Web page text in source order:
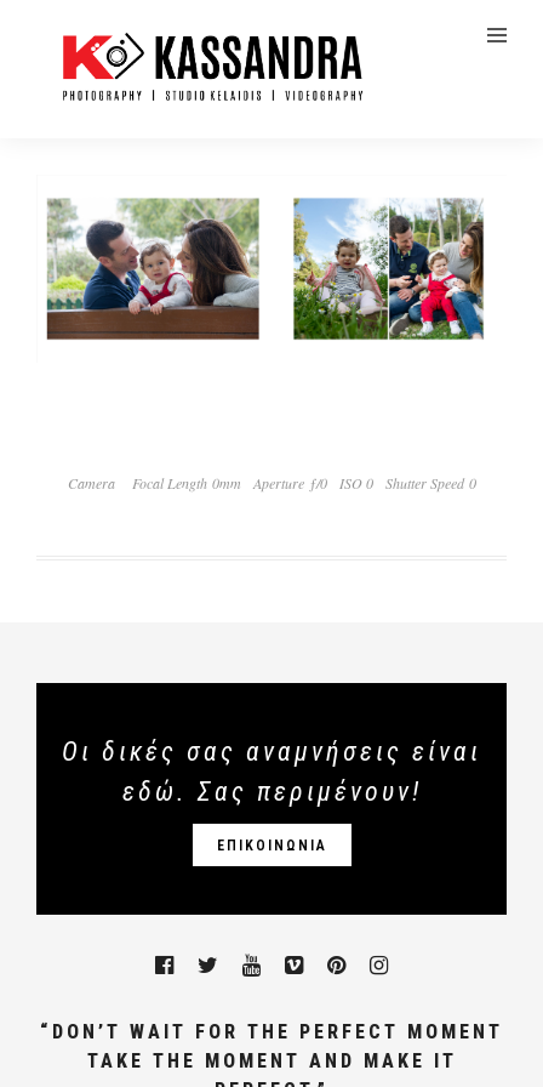
Camera Focal Length 0mm Aperture ƒ/0 ISO 0 Shutter Speed 0
Οι δικές σας αναμνήσεις είναι
εδώ. Σας περιμένουν!
ΕΠΙΚΟΙΝΩΝΙΑ
“DON’T WAIT FOR THE PERFECT MOMENT
TAKE THE MOMENT AND MAKE IT